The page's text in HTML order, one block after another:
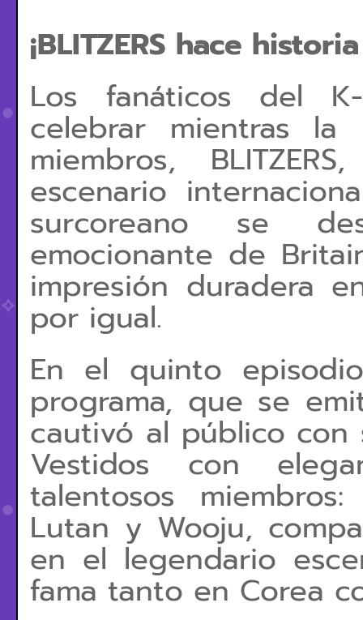
¡BLITZERS hace
Los fanáticos del
celebrar mientras
miembros,
escenario
surcoreano se
emocionante de
impresión duradera
por igual.
En el quinto
programa, que se
cautivó al público con
Vestidos con
talentosos
Lutan y Wooju,
en el legendario
fama tanto en Corea